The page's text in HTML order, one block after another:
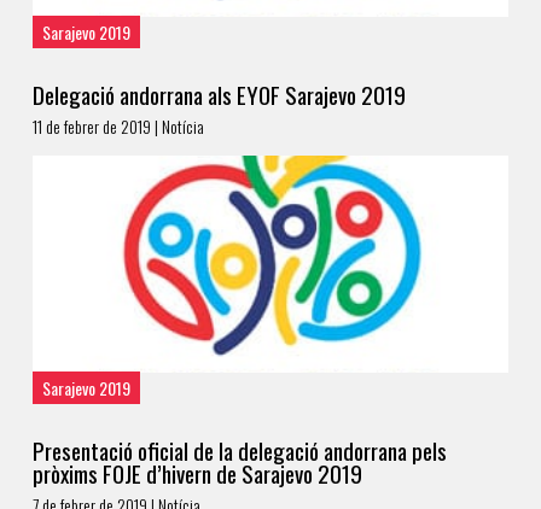
Sarajevo 2019
Delegació andorrana als EYOF Sarajevo 2019
11 de febrer de 2019 | Notícia
Sarajevo 2019
Presentació oficial de la delegació andorrana pels
pròxims FOJE d’hivern de Sarajevo 2019